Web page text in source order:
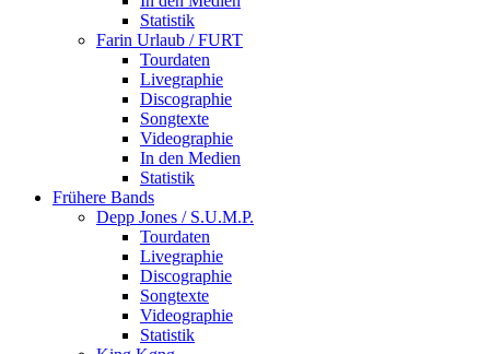
Statistik
Farin Urlaub / FURT
Tourdaten
Livegraphie
Discographie
Songtexte
Videographie
In den Medien
Statistik
Frühere Bands
Depp Jones / S.U.M.P.
Tourdaten
Livegraphie
Discographie
Songtexte
Videographie
Statistik